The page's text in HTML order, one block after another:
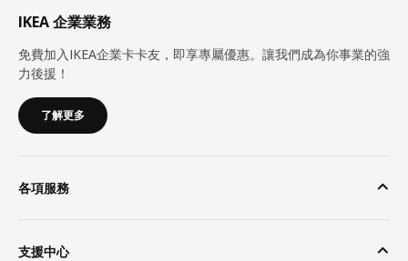
IKEA 企業業務
免費加入IKEA企業卡卡友，即享專屬優惠。讓我們成為你事業的強
力後援！
了解更多
各項服務
支援中心